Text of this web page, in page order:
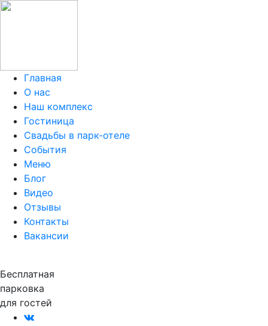
Главная
О нас
Наш комплекс
Гостиница
Свадьбы в парк-отеле
События
Меню
Блог
Видео
Отзывы
Контакты
Вакансии
Бесплатная
парковка
для гостей